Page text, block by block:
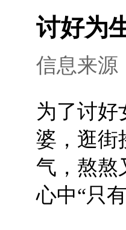
讨好为
信息来源
为了讨好
婆，逛街
气，熬熬
心中“只